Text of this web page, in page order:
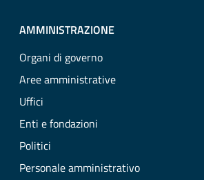
AMMINISTRAZIONE
Organi di governo
Aree amministrative
Uffici
Enti e fondazioni
Politici
Personale amministrativo